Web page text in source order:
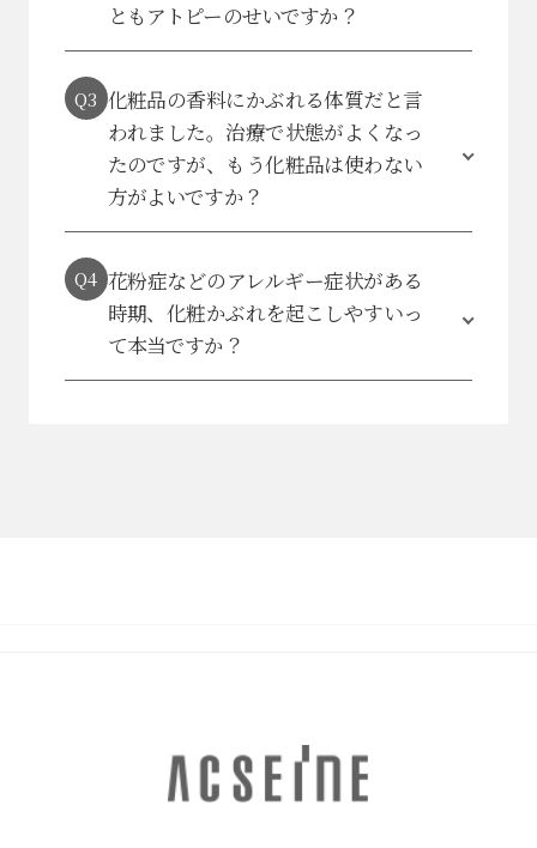
ともアトピーのせいですか？
Q3 化粧品の香料にかぶれる体質だと言
われました。 治療で状態がよくなっ
たのですが、もう化粧品は使わない
方がよいですか？
Q4 花粉症などのアレルギー症状がある
時期、 化粧かぶれを起こしやすいっ
て本当ですか？